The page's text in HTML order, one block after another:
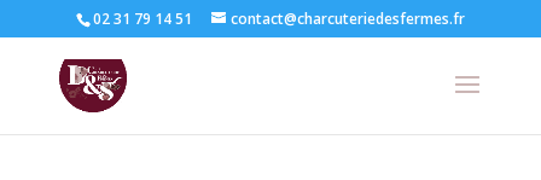
02 31 79 14 51 contact@charcuteriedesfermes.fr